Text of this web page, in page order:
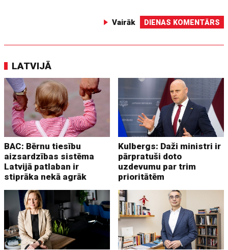
Vairāk DIENAS KOMENTĀRS
LATVIJĀ
BAC: Bērnu tiesību
aizsardzības sistēma
Latvijā patlaban ir
stiprāka nekā agrāk
Kulbergs: Daži ministri ir
pārpratuši doto
uzdevumu par trim
prioritātēm